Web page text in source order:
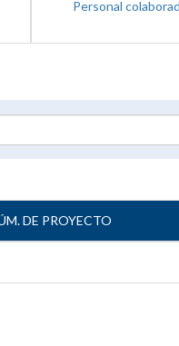
Personal
DE PROYECTO